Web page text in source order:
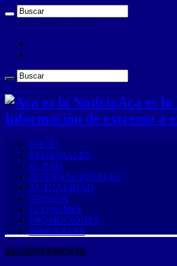
sábado , agosto 1 2026
Aca es
Información de extremo a
INICIO
REGIONALES
EL PAÍS
INTERNACIONALES
ACTUALIDAD
OPINIÓN
ECONOMÍA
PROMOCIONES
INMUEBLES
RECIENTEMENTE